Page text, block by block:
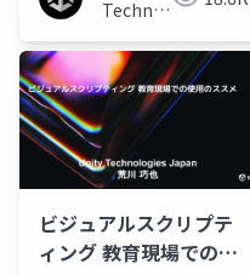
Technologies
ビジュアルスクリプテ
ィング 教育現場での使